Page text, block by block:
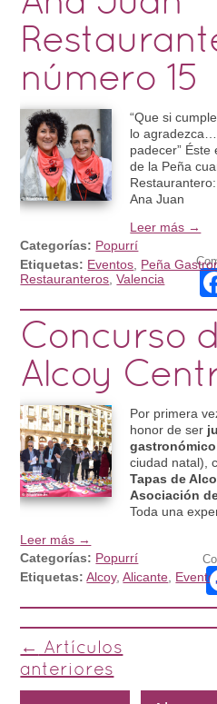
número 15
“Que si
lo
padecer” Éste
de la Peña
Ana Juan
Leer más →
Categorías: Popurrí
Etiquetas: Eventos Peña
Restauranteros ,Valencia
Concurso
Alcoy
Por primera
honor de ser
gastronómico
ciudad natal),
Tapas de
Asociación
Toda una
Leer más →
Categorías: Popurrí
Etiquetas: Alcoy,Alicante
Post navigation
←
Artículos
anteriores